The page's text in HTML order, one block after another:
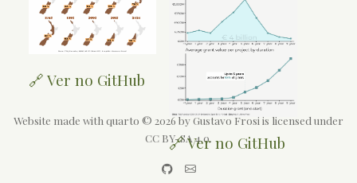
🔗 Ver no GitHub
🔗 Ver no GitHub
Website made with quarto © 2026 by Gustavo Frosi is licensed under
CC BY-SA 4.0.